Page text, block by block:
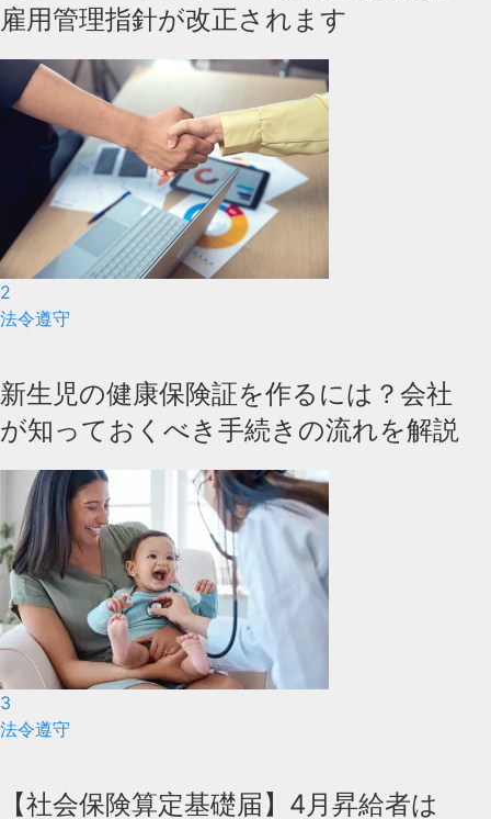
雇用管理指針が改正されます
2
法令遵守
新生児の健康保険証を作るには？会社
が知っておくべき手続きの流れを解説
3
法令遵守
【社会保険算定基礎届】4月昇給者は